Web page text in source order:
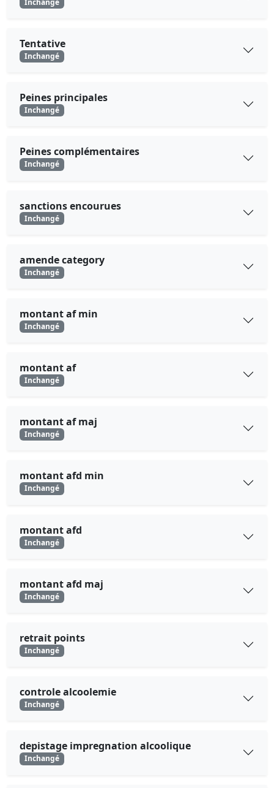
Tentative
Inchangé
Peines principales
Inchangé
Peines complémentaires
Inchangé
sanctions encourues
Inchangé
amende category
Inchangé
montant af min
Inchangé
montant af
Inchangé
montant af maj
Inchangé
montant afd min
Inchangé
montant afd
Inchangé
montant afd maj
Inchangé
retrait points
Inchangé
controle alcoolemie
Inchangé
depistage impregnation alcoolique
Inchangé